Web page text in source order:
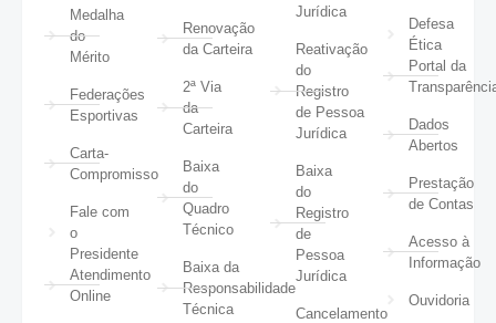
Medalha
do
Mérito
Federações
Esportivas
Carta-
Compromisso
Fale com
o
Presidente
Atendimento
Online
Renovação
da Carteira
2ª Via
da
Carteira
Baixa
do
Quadro
Técnico
Baixa da
Responsabilidade
Técnica
Jurídica
Reativação
do
Registro
de Pessoa
Jurídica
Baixa
do
Registro
de
Pessoa
Jurídica
Cancelamento
Defesa
Ética
Portal da
Dados
Abertos
Prestação
de Contas
Acesso à
Informação
Ouvidoria